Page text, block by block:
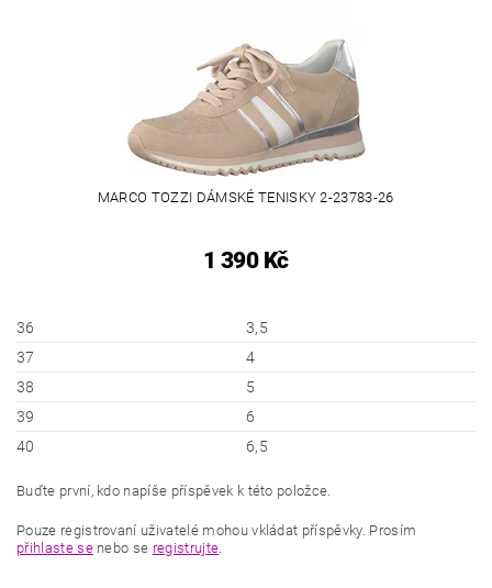
MARCO TOZZI DÁMSKÉ TENISKY 2-23783-26
1 390 Kč
36
3,5
37
4
38
5
39
6
40
6,5
Buďte první, kdo napíše příspěvek k této položce.
Pouze registrovaní uživatelé mohou vkládat příspěvky. Prosím
přihlaste senebo se registrujte.